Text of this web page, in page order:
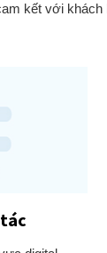
kết với